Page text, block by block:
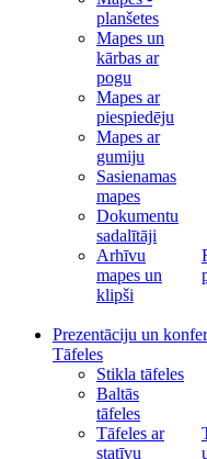
planšetes
Mapes un
kārbas ar
pogu
Mapes ar
piespiedēju
Mapes ar
gumiju
Sasienamas
mapes
Dokumentu
sadalītāji
Arhīvu
mapes un
klipši
Prezentāciju un
Tāfeles
Stikla tāfeles
Baltās
tāfeles
Tāfeles ar
statīvu